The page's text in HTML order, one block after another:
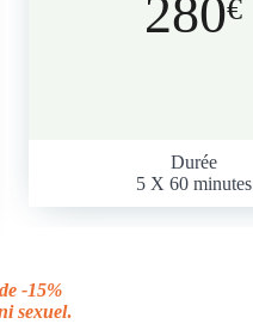
280€
Durée
5 X 60 minutes
-15%
sexuel.